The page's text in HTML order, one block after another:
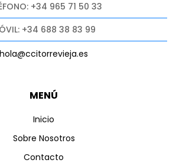
MENÚ
Inicio
Sobre Nosotros
Contacto
+34 965 71 50 33
+34 688 38 83 99
hola@ccitorrevieja.es